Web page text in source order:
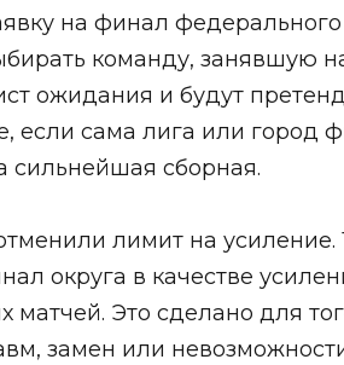
на финал
команду, занявшую
ожидания и будут
если сама лига или город
сильнейшая сборная.
лимит на усиление.
округа в качестве
матчей. Это сделано для
замен или